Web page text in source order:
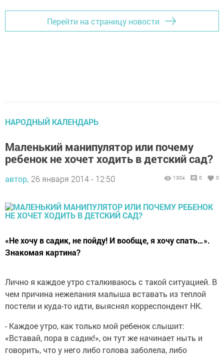
Перейти на страницу новости
НАРОДНЫЙ КАЛЕНДАРЬ
Маленький манипулятор или почему
ребенок не хочет ходить в детский сад?
автор, 26 января 2014 - 12:50 1304 0 0
«Не хочу в садик, не пойду! И вообще, я хочу спать…».
Знакомая картина?
Лично я каждое утро сталкиваюсь с такой ситуацией. В
чем причина нежелания малыша вставать из теплой
постели и куда-то идти, выяснял корреспондент НК.
- Каждое утро, как только мой ребенок слышит:
«Вставай, пора в садик!», он тут же начинает ныть и
говорить, что у него либо голова заболела, либо